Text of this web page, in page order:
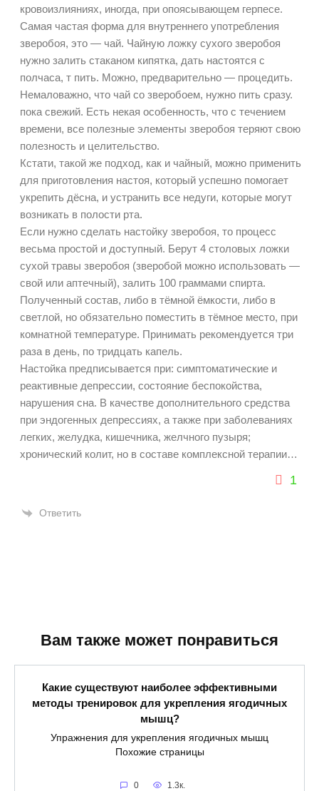
кровоизлияниях, иногда, при опоясывающем герпесе.
Самая частая форма для внутреннего употребления
зверобоя, это — чай. Чайную ложку сухого зверобоя
нужно залить стаканом кипятка, дать настоятся с
полчаса, т пить. Можно, предварительно — процедить.
Немаловажно, что чай со зверобоем, нужно пить сразу.
пока свежий. Есть некая особенность, что с течением
времени, все полезные элементы зверобоя теряют свою
полезность и целительство.
Кстати, такой же подход, как и чайный, можно применить
для приготовления настоя, который успешно помогает
укрепить дёсна, и устранить все недуги, которые могут
возникать в полости рта.
Если нужно сделать настойку зверобоя, то процесс
весьма простой и доступный. Берут 4 столовых ложки
сухой травы зверобоя (зверобой можно использовать —
свой или аптечный), залить 100 граммами спирта.
Полученный состав, либо в тёмной ёмкости, либо в
светлой, но обязательно поместить в тёмное место, при
комнатной температуре. Принимать рекомендуется три
раза в день, по тридцать капель.
Настойка предписывается при: симптоматические и
реактивные депрессии, состояние беспокойства,
нарушения сна. В качестве дополнительного средства
при эндогенных депрессиях, а также при заболеваниях
легких, желудка, кишечника, желчного пузыря;
хронический колит, но в составе комплексной терапии…
1
Ответить
Вам также может понравиться
Какие существуют наиболее эффективными
методы тренировок для укрепления ягодичных
мышц?
Упражнения для укрепления ягодичных мышц
Похожие страницы
0 1.3к.